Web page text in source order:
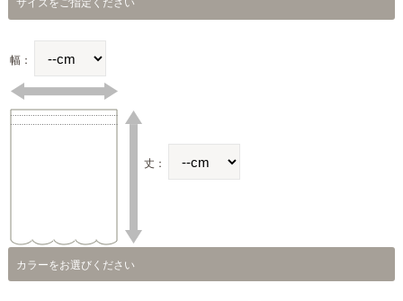
幅：
丈：
カラーをお選びください